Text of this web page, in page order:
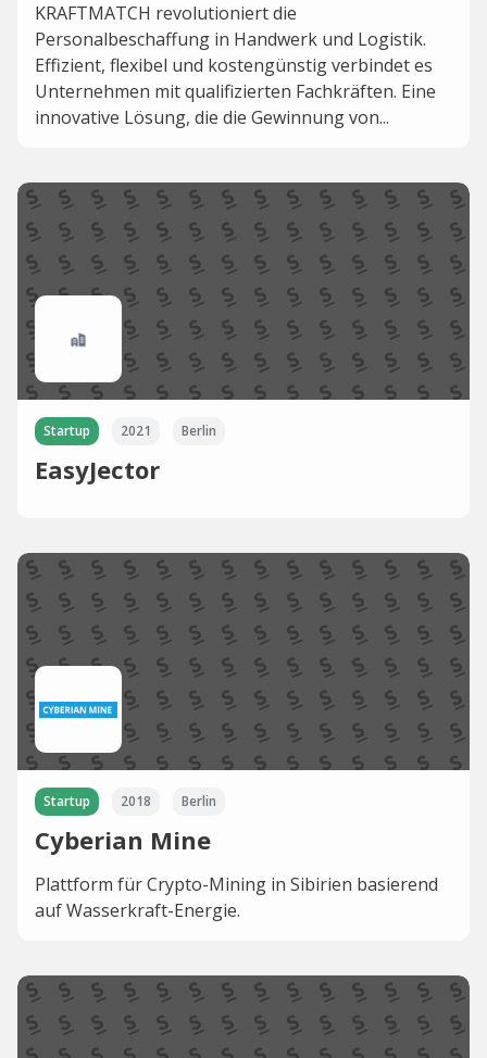
KRAFTMATCH revolutioniert die
Personalbeschaffung in Handwerk und Logistik.
Effizient, flexibel und kostengünstig verbindet es
Unternehmen mit qualifizierten Fachkräften. Eine
innovative Lösung, die die Gewinnung von...
Startup 2021 Berlin
EasyJector
Startup 2018 Berlin
Cyberian Mine
Plattform für Crypto-Mining in Sibirien basierend
auf Wasserkraft-Energie.